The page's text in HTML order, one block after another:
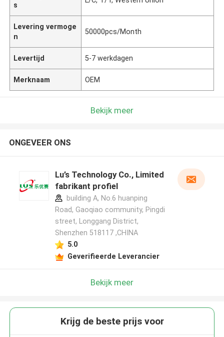
s
Levering vermoge
n
50000pcs/Month
Levertijd 5-7 werkdagen
Merknaam OEM
Bekijk meer
ONGEVEER ONS
Lu’s Technology Co., Limited
fabrikant profiel
building A, No.6 huanping
Road, Gaoqiao community, Pingdi
street, Longgang District,
Shenzhen 518117 ,CHINA
5.0
Geverifieerde Leverancier
Bekijk meer
Krijg de beste prijs voor